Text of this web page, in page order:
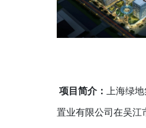
项目简介： 上海绿
置业有限公司在吴江